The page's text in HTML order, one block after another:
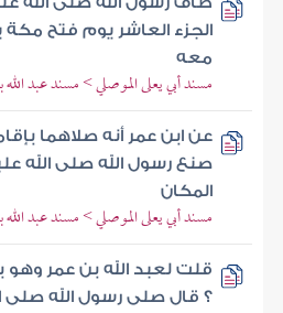
الجزء العاشر يوم فتح
معه
مسند أبي يعلى الموصلي > مسند عبد
عن ابن عمر أنه صلاهما
صنع رسول الله صلى الله
المكان
مسند أبي يعلى الموصلي > مسند عبد
قلت لعبد الله بن عمر
؟ قال صلى رسول الله صلى